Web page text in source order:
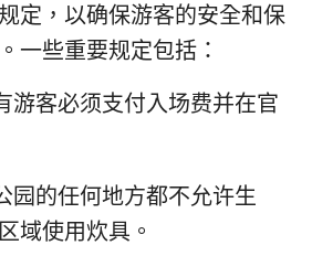
定，以确保游客的安全和保
一些重要规定包括：
游客必须支付入场费并在官
园的任何地方都不允许生
域使用炊具。